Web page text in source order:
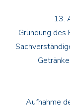
13.
Gründung des
Aufnahme